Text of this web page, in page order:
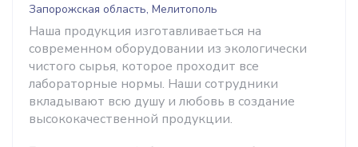
Запорожская область, Мелитополь
Наша продукция изготавливаеться на
современном оборудовании из экологически
чистого сырья, которое проходит все
лабораторные нормы. Наши сотрудники
вкладывают всю душу и любовь в создание
высококачественной продукции.